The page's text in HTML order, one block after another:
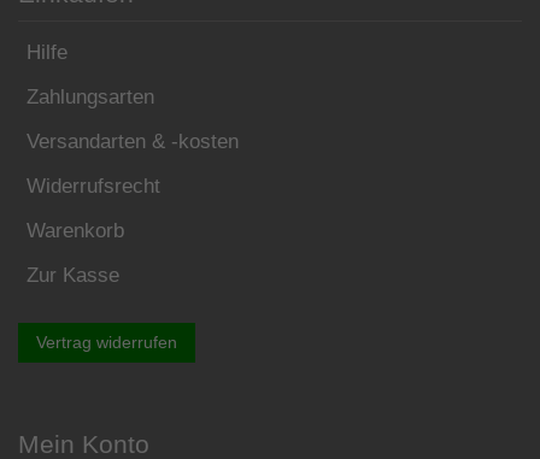
Hilfe
Zahlungsarten
Versandarten & -kosten
Widerrufsrecht
Warenkorb
Zur Kasse
Vertrag widerrufen
Mein Konto